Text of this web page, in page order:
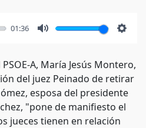
01:36
A, María Jesús Montero,
del juez Peinado de retirar
esposa del presidente
"pone de manifiesto el
jueces tienen en relación